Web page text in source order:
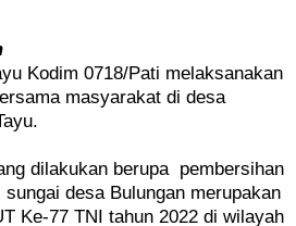
Kodim 0718/Pati melaksanakan
masyarakat di desa
dilakukan berupa pembersihan
sungai desa Bulungan merupakan
Ke-77 TNI tahun 2022 di wilayah